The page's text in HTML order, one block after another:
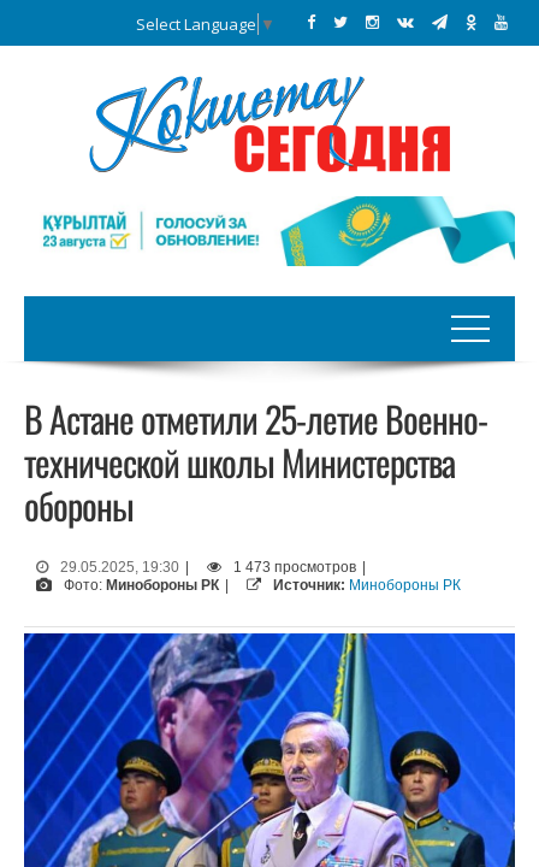
Select Language ▼
В Астане отметили 25-летие Военно-
технической школы Министерства
обороны
29.05.2025, 19:30 1 473 просмотров
Фото: Минобороны РК Источник: Минобороны РК